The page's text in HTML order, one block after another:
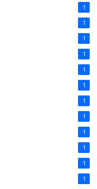
1
1
1
1
1
1
1
1
1
1
1
1